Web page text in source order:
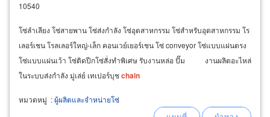
10540
โซ่ลำเลียง โซ่สายพาน โซ่ส่งกำลัง โซ่อุตสาหกรรม โซ่สำหรับอุตสาหกรรม โร
เลอร์เชน โรลเลอร์ใหญ่-เล็ก คอนเวย์เยอร์เชน โซ่ conveyor โซ่แบบแผ่นตรง
โซ่แบบแผ่นเว้า โซ่ติดปีกโซ่สั่งทำพิเศษ รับงานหล่อ ปั๊ม งานผลิตอะไหล่
ในระบบส่งกำลัง มู่เล่ย์ เทเปอร์บุชchain
หมวดหมู่ :ผู้ผลิตและจำหน่ายโซ่